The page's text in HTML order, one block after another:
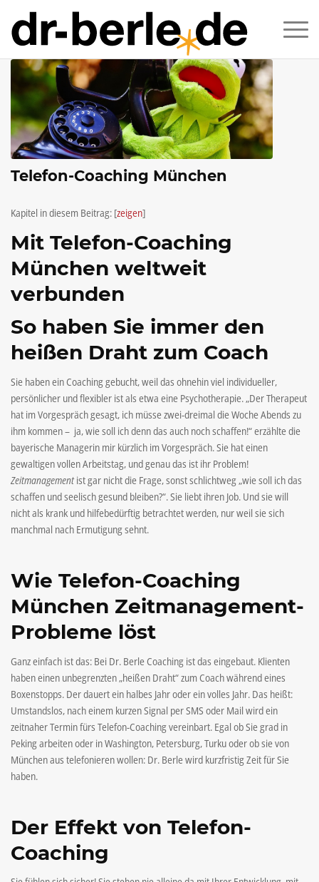
Telefon-Coaching München
Kapitel in diesem Beitrag: [zeigen]
Mit Telefon-Coaching
München weltweit
verbunden
So haben Sie immer den
heißen Draht zum Coach
Sie haben ein Coaching gebucht, weil das ohnehin viel individueller,
persönlicher und flexibler ist als etwa eine Psychotherapie. „Der Therapeut
hat im Vorgespräch gesagt, ich müsse zwei-dreimal die Woche Abends zu
ihm kommen – ja, wie soll ich denn das auch noch schaffen!“ erzählte die
bayerische Managerin mir kürzlich im Vorgespräch. Sie hat einen
gewaltigen vollen Arbeitstag, und genau das ist ihr Problem!
Zeitmanagementist gar nicht die Frage, sonst schlichtweg „wie soll ich das
schaffen und seelisch gesund bleiben?“. Sie liebt ihren Job. Und sie will
nicht als krank und hilfebedürftig betrachtet werden, nur weil sie sich
manchmal nach Ermutigung sehnt.
Wie Telefon-Coaching
München Zeitmanagement-
Probleme löst
Ganz einfach ist das: Bei Dr. Berle Coaching ist das eingebaut. Klienten
haben einen unbegrenzten „heißen Draht“ zum Coach während eines
Boxenstopps. Der dauert ein halbes Jahr oder ein volles Jahr. Das heißt:
Umstandslos, nach einem kurzen Signal per SMS oder Mail wird ein
zeitnaher Termin fürs Telefon-Coaching vereinbart. Egal ob Sie grad in
Peking arbeiten oder in Washington, Petersburg, Turku oder ob sie von
München aus telefonieren wollen: Dr. Berle wird kurzfristig Zeit für Sie
haben.
Der Effekt von Telefon-
Coaching